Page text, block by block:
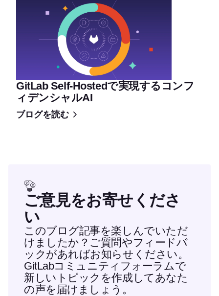
GitLab Self-Hostedで実現するコンフ
ィデンシャルAI
ブログを読む
ご意見をお寄せくださ
い
このブログ記事を楽しんでいただ
けましたか？ご質問やフィードバ
ックがあればお知らせください。
GitLabコミュニティフォーラムで
新しいトピックを作成してあなた
の声を届けましょう。